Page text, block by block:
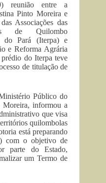
reunião entre a
Pinto Moreira e
Associações das
de Quilombo
do Pará (Iterpa) e
e Reforma Agrária
do Iterpa teve
de titulação de
Público do
Moreira, informou a
que visa
quilombolas
está preparando
com o objetivo de
parte do Estado,
um Termo de